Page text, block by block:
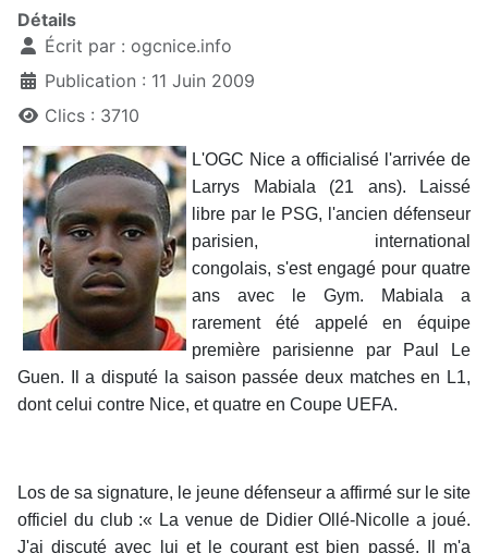
Détails
Écrit par : ogcnice.info
Publication : 11 Juin 2009
Clics : 3710
L'OGC Nice a officialisé l'arrivée de
Larrys Mabiala (21 ans). Laissé
libre par le PSG, l'ancien défenseur
parisien, international
congolais, s'est engagé pour quatre
ans avec le Gym. Mabiala a
rarement été appelé en équipe
première parisienne par Paul Le
Guen. Il a disputé la saison passée deux matches en L1,
dont celui contre Nice, et quatre en Coupe UEFA.
Los de sa signature, le jeune défenseur a affirmé sur le site
officiel du club :« La venue de Didier Ollé-Nicolle a joué.
J'ai discuté avec lui et le courant est bien passé. Il m'a